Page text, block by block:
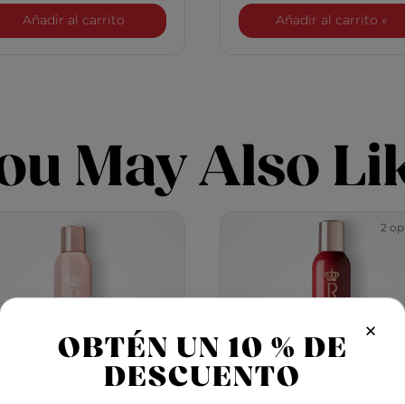
Treatment Ultimate Control
Añadir al carritoComplejo de perlas Royal Treatment
Añadir al carrito »
May Also
2
×
OBTÉN UN 10 % DE
DESCUENTO